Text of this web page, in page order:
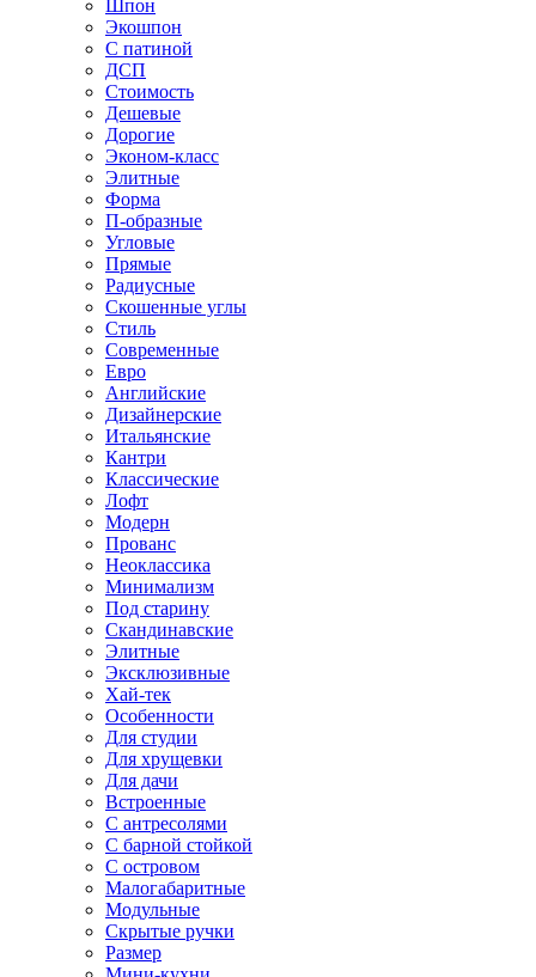
Шпон
Экошпон
С патиной
ДСП
Стоимость
Дешевые
Дорогие
Эконом-класс
Элитные
Форма
П-образные
Угловые
Прямые
Радиусные
Скошенные углы
Стиль
Современные
Евро
Английские
Дизайнерские
Итальянские
Кантри
Классические
Лофт
Модерн
Прованс
Неоклассика
Минимализм
Под старину
Скандинавские
Элитные
Эксклюзивные
Хай-тек
Особенности
Для студии
Для хрущевки
Для дачи
Встроенные
С антресолями
С барной стойкой
С островом
Малогабаритные
Модульные
Скрытые ручки
Размер